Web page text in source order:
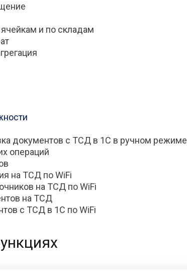
и по складам
документов с ТСД в 1С в ручном режиме
операций
на ТСД по WiFi
на ТСД по WiFi
на ТСД
с ТСД в 1С по WiFi